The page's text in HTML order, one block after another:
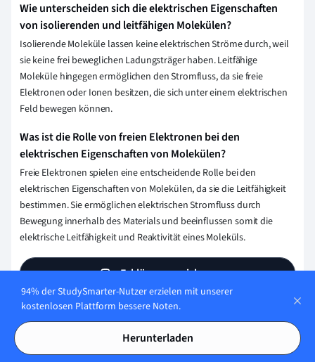
Wie unterscheiden sich die elektrischen Eigenschaften
von isolierenden und leitfähigen Molekülen?
Isolierende Moleküle lassen keine elektrischen Ströme durch, weil
sie keine frei beweglichen Ladungsträger haben. Leitfähige
Moleküle hingegen ermöglichen den Stromfluss, da sie freie
Elektronen oder Ionen besitzen, die sich unter einem elektrischen
Feld bewegen können.
Was ist die Rolle von freien Elektronen bei den
elektrischen Eigenschaften von Molekülen?
Freie Elektronen spielen eine entscheidende Rolle bei den
elektrischen Eigenschaften von Molekülen, da sie die Leitfähigkeit
bestimmen. Sie ermöglichen elektrischen Stromfluss durch
Bewegung innerhalb des Materials und beeinflussen somit die
elektrische Leitfähigkeit und Reaktivität eines Moleküls.
Erklärung speichern
Wie stellen wir sicher, dass unser Content
94% der StudySmarter-Nutzer erzielen mit unserer
kostenlosen Plattform bessere Noten.
Herunterladen